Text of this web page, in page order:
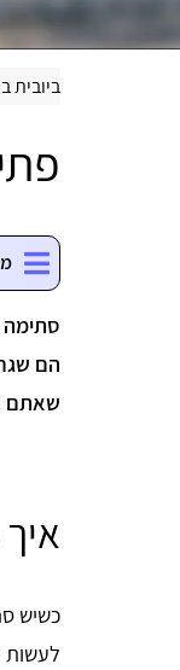
ביובית
סתימה
הם
שאתם
כשיש
לעשות